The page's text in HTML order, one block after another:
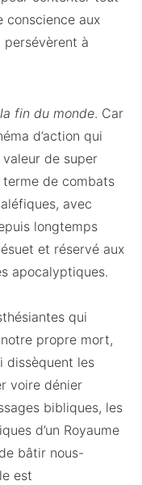
conscience aux
à
la fin du monde. Car
d’action qui
de super
terme de combats
avec
longtemps
et réservé aux
apocalyptiques.
qui
propre mort,
dissèquent les
voire dénier
bibliques, les
d’un Royaume
bâtir nous-
est